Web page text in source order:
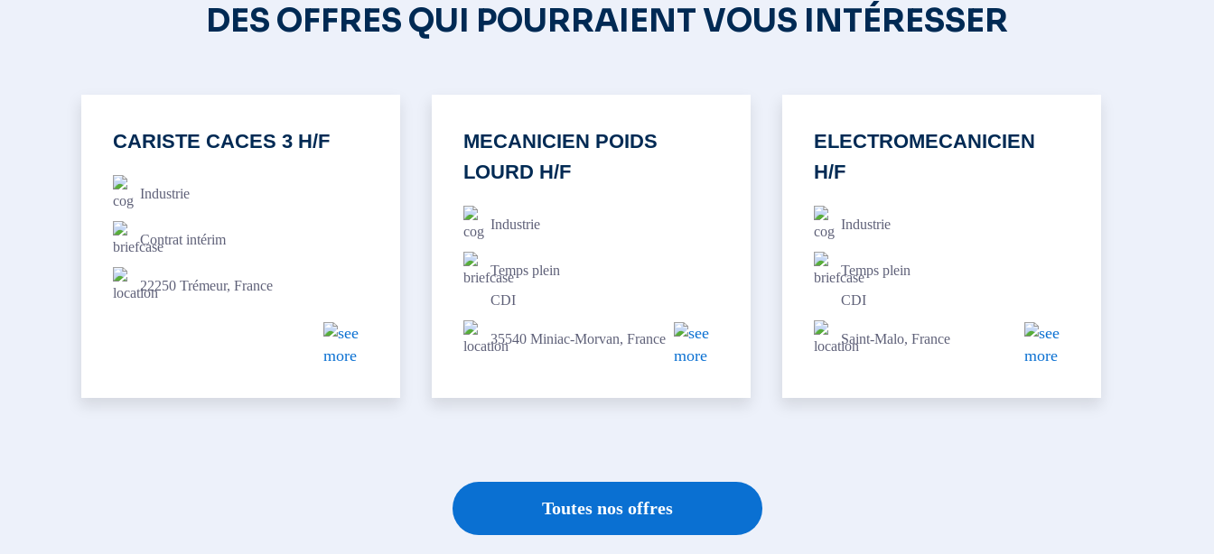
DES OFFRES QUI POURRAIENT VOUS INTÉRESSER
CARISTE CACES 3 H/F
Industrie
Contrat intérim
22250 Trémeur, France
MECANICIEN POIDS
LOURD H/F
Industrie
Temps plein
CDI
35540 Miniac-Morvan, France
ELECTROMECANICIEN
H/F
Industrie
Temps plein
CDI
Saint-Malo, France
Toutes nos offres